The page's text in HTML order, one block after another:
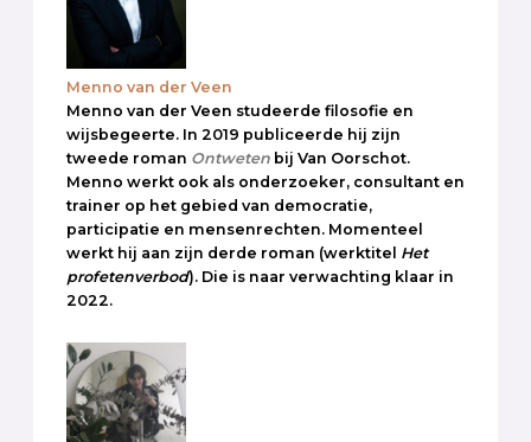
Menno van der Veen
Menno van der Veen studeerde filosofie en
wijsbegeerte. In 2019 publiceerde hij zijn
tweede roman Ontweten bij Van Oorschot.
Menno werkt ook als onderzoeker, consultant en
trainer op het gebied van democratie,
participatie en mensenrechten. Momenteel
werkt hij aan zijn derde roman (werktitel Het
profetenverbod). Die is naar verwachting klaar in
2022.